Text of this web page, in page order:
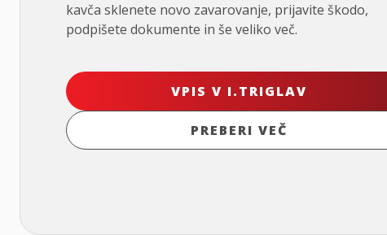
kavča sklenete novo zavarovanje, prijavite škodo,
podpišete dokumente in še veliko več.
VPIS V I.TRIGLAV
PREBERI VEČ